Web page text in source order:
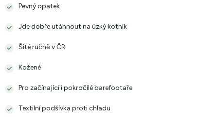
Pevný opatek
Jde dobře utáhnout na úzký kotník
Šité ručně v ČR
Kožené
Pro začínající i pokročilé barefootaře
Textilní podšívka proti chladu